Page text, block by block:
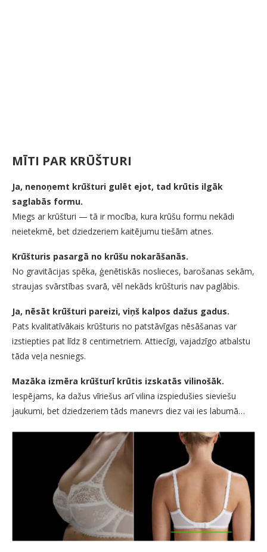
MĪTI PAR KRŪŠTURI
Ja, nenoņemt krūšturi gulēt ejot, tad krūtis ilgāk
saglabās formu.
Miegs ar krūšturi — tā ir mocība, kura krūšu formu nekādi
neietekmē, bet dziedzeriem kaitējumu tiešām atnes.
Krūšturis pasargā no krūšu nokarāšanās.
No gravitācijas spēka, ģenētiskās noslieces, barošanas sekām,
straujas svārstības svarā, vēl nekāds krūšturis nav paglābis.
Ja, nēsāt krūšturi pareizi, viņš kalpos dažus gadus.
Pats kvalitatīvākais krūšturis no patstāvīgas nēsāšanas var
izstiepties pat līdz 8 centimetriem. Attiecīgi, vajadzīgo atbalstu
tāda veļa nesniegs.
Mazāka izmēra krūšturī krūtis izskatās vilinošāk.
Iespējams, ka dažus vīriešus arī vilina izspiedušies sieviešu
jaukumi, bet dziedzeriem tāds manevrs diez vai ies labumā…